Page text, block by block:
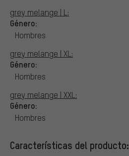
grey melange | L:
Género:
Hombres
grey melange | XL:
Género:
Hombres
grey melange | XXL:
Género:
Hombres
Características del producto: